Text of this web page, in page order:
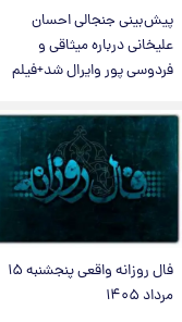
پیش‌بینی جنجالی احسان
علیخانی درباره میثاقی و
فردوسی پور وایرال شد+فیلم
فال روزانه واقعی پنجشنبه ۱۵
مرداد ۱۴۰۵